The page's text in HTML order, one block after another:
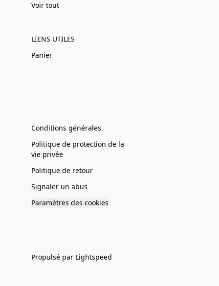
Voir tout
LIENS UTILES
Panier
Conditions générales
Politique de protection de la
vie privée
Politique de retour
Signaler un abus
Paramètres des cookies
Propulsé par Lightspeed